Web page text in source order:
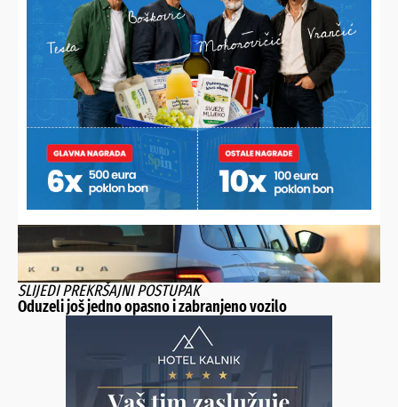
ISKLJUČEN JE IZ PROMETA
Vozio auto s vidljivim preinakama, tehnički otkrio dva
opasna i niz većih nedostataka
SLIJEDI PREKRŠAJNI POSTUPAK
Oduzeli još jedno opasno i zabranjeno vozilo